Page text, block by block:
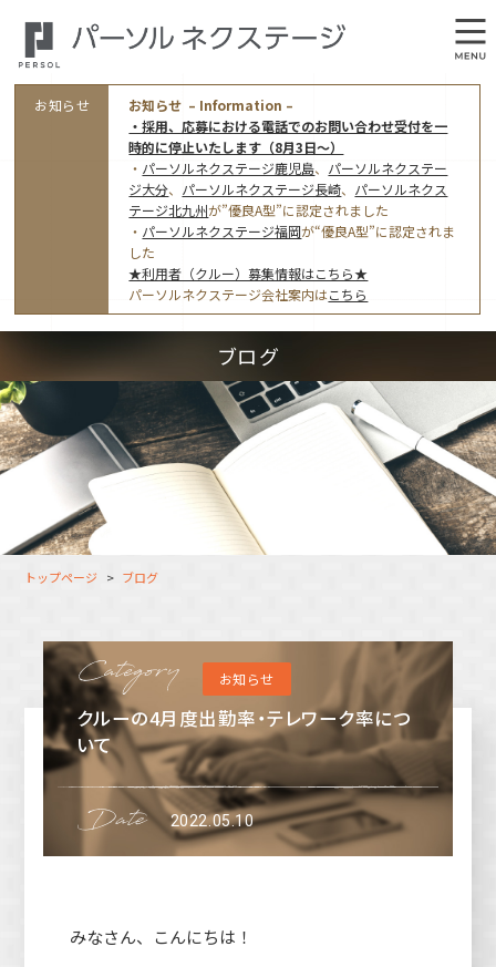
オフィス案内・アクセス
アクセストップ
東京オフィス
福岡オフィス
鹿児島オフィス
大分オフィス
長崎オフィス
福岡コネクトオフィス
松山オフィス
広島オフィス
高松オフィス
事業モデルと仕事内容
ワークスタイル
指定就労継続支援Ａ型事業所にかかる情報公表
採用情報トップ
利用者（クルー）募集
支援スタッフ（タレント） 募集
利用者（クルー）データ
お知らせ
お知らせ – Information –
・採用、応募における電話でのお問い合わせ受付を一
時的に停止いたします（8月3日～）
・ パーソルネクステージ鹿児島、 パーソルネクステー
ジ大分、 パーソルネクステージ長崎、 パーソルネクス
テージ北九州が”優良A型”に認定されました
・ パーソルネクステージ福岡が“優良A型”に認定されま
した
★利用者（クルー）募集情報はこちら★
パーソルネクステージ会社案内はこちら
ブログ
トップページ ブログ
お知らせ
クルーの4月度出勤率・テレワーク率につ
いて
2022.05.10
みなさん、こんにちは！